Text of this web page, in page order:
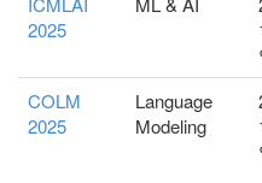
2025
COLM
2025
Language
Modeling